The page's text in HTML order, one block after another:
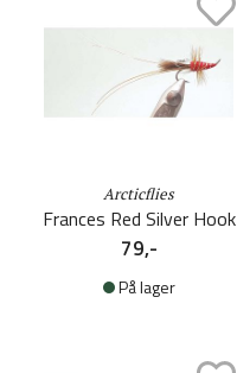
Arcticflies
Frances Red Silver Hook
79,-
På lager